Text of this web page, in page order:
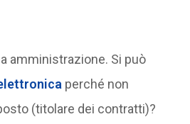
amministrazione. Si può
perché non
(titolare dei contratti)?